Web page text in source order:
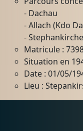
- Dachau
- Allach (Kdo
-
Matricule :
Situation en
Date : 01/05/
Lieu :